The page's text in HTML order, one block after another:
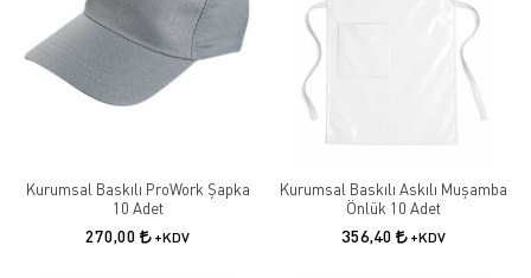
Kurumsal Baskılı ProWork Şapka
10 Adet
270,00 +KDV
Kurumsal Baskılı Askılı Muşamba
Önlük 10 Adet
356,40 +KDV